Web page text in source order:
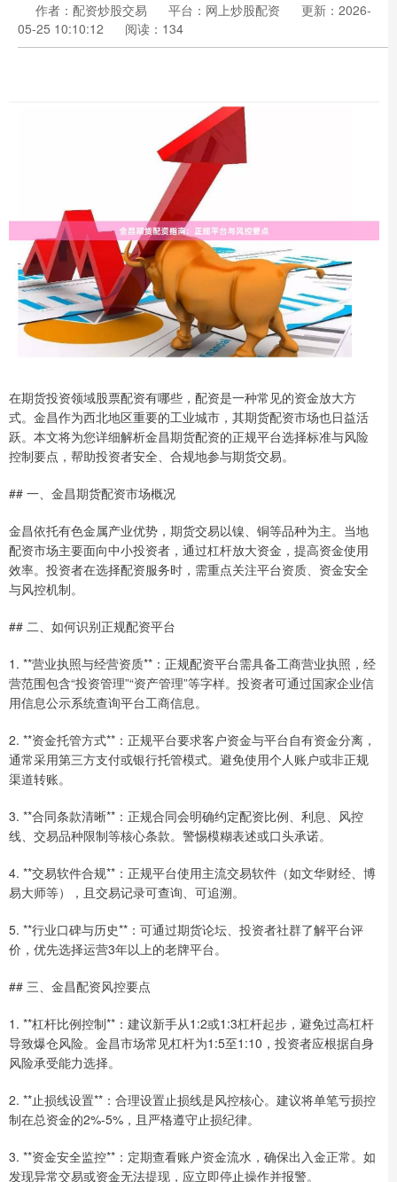
作者：配资炒股交易 平台：网上炒股配资
更新：2026-
05-25 10:10:12
阅读：134
在期货投资领域股票配资有哪些，配资是一种常见的资金放大方
式。金昌作为西北地区重要的工业城市，其期货配资市场也日益活
跃。本文将为您详细解析金昌期货配资的正规平台选择标准与风险
控制要点，帮助投资者安全、合规地参与期货交易。
## 一、金昌期货配资市场概况
金昌依托有色金属产业优势，期货交易以镍、铜等品种为主。当地
配资市场主要面向中小投资者，通过杠杆放大资金，提高资金使用
效率。投资者在选择配资服务时，需重点关注平台资质、资金安全
与风控机制。
## 二、如何识别正规配资平台
1. **营业执照与经营资质**：正规配资平台需具备工商营业执照，经
营范围包含“投资管理”“资产管理”等字样。投资者可通过国家企业信
用信息公示系统查询平台工商信息。
2. **资金托管方式**：正规平台要求客户资金与平台自有资金分离，
通常采用第三方支付或银行托管模式。避免使用个人账户或非正规
渠道转账。
3. **合同条款清晰**：正规合同会明确约定配资比例、利息、风控
线、交易品种限制等核心条款。警惕模糊表述或口头承诺。
4. **交易软件合规**：正规平台使用主流交易软件（如文华财经、博
易大师等），且交易记录可查询、可追溯。
5. **行业口碑与历史**：可通过期货论坛、投资者社群了解平台评
价，优先选择运营3年以上的老牌平台。
## 三、金昌配资风控要点
1. **杠杆比例控制**：建议新手从1:2或1:3杠杆起步，避免过高杠杆
导致爆仓风险。金昌市场常见杠杆为1:5至1:10，投资者应根据自身
风险承受能力选择。
2. **止损线设置**：合理设置止损线是风控核心。建议将单笔亏损控
制在总资金的2%-5%，且严格遵守止损纪律。
3. **资金安全监控**：定期查看账户资金流水，确保出入金正常。如
发现异常交易或资金无法提现，应立即停止操作并报警。